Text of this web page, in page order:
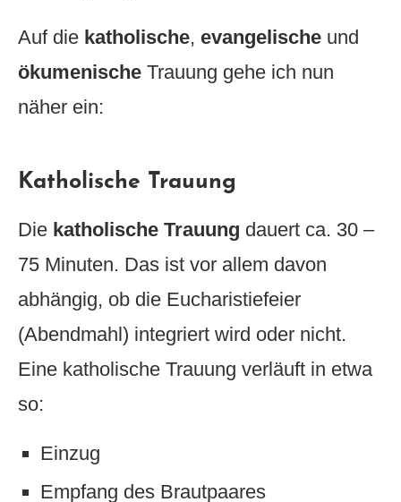
Auf die katholische, evangelische und
ökumenische Trauung gehe ich nun
näher ein:
Katholische Trauung
Die katholische Trauung dauert ca. 30 –
75 Minuten. Das ist vor allem davon
abhängig, ob die Eucharistiefeier
(Abendmahl) integriert wird oder nicht.
Eine katholische Trauung verläuft in etwa
so:
Einzug
Empfang des Brautpaares